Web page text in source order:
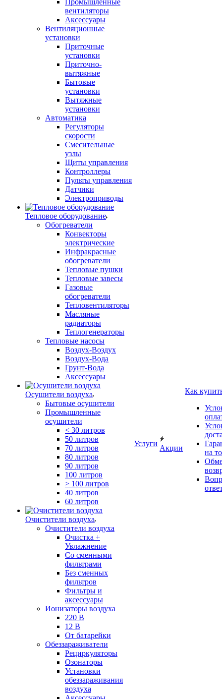
Промышленные
вентиляторы
Аксессуары
Вентиляционные
установки
Приточные
установки
Приточно-
вытяжные
Бытовые
установки
Вытяжные
установки
Автоматика
Регуляторы
скорости
Смесительные
узлы
Щиты управления
Контроллеры
Пульты управления
Датчики
Электроприводы
Тепловое оборудование
Обогреватели
Конвекторы
электрические
Инфракрасные
обогреватели
Тепловые пушки
Тепловые завесы
Газовые
обогреватели
Тепловентиляторы
Масляные
радиаторы
Теплогенераторы
Тепловые насосы
Воздух-Воздух
Воздух-Вода
Грунт-Вода
Аксессуары
Осушители воздуха
Бытовые осушители
Промышленные
осушители
< 30 литров
50 литров
70 литров
80 литров
90 литров
100 литров
> 100 литров
40 литров
60 литров
Очистители воздуха
Очистители воздуха
Очистка +
Увлажнение
Cо сменными
фильтрами
Без сменных
фильтров
Фильтры и
аксессуары
Ионизаторы воздуха
220 В
12 В
От батарейки
Обеззараживатели
Рециркуляторы
Озонаторы
Установки
обеззараживания
воздуха
Услуги
Акции
Как
на